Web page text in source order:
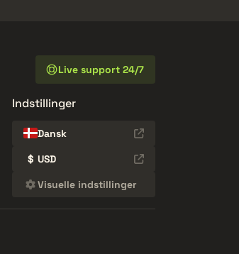
Live support 24/7
Indstillinger
Dansk
$ USD
Visuelle indstillinger